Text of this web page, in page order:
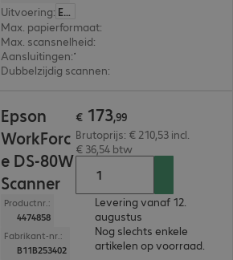
Uitvoering: Europa
Max. papierformaat:
Max. scansnelheid:
Aansluitingen:
Dubbelzijdig scannen:
Epson
WorkForc
e DS-80W
Scanner
Productnr.:
4474858
Fabrikant-nr.:
B11B253402
€ 173,99
Brutoprijs: € 210,53 incl.
€ 36,54 btw
Levering vanaf 12.
augustus
Nog slechts enkele
artikelen op voorraad.